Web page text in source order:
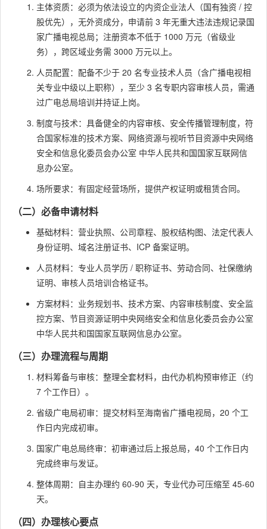
主体资质：必须为依法设立的内资企业法人（国有独资 / 控
股优先），无外资成分，申请前 3 年无重大违法违规记录国
家广播电视总局；注册资本不低于 1000 万元（省级业
务），跨区域业务需 3000 万元以上。
人员配置：配备不少于 20 名专业技术人员（含广播电视相
关专业中级以上职称），至少 3 名专职内容审核人员，需通
过广电总局培训并持证上岗。
制度与技术：具备健全的内容审核、安全传播管理制度，符
合国家标准的技术方案、网络资源与视听节目资源中央网络
安全和信息化委员会办公室 中华人民共和国国家互联网信
息办公室。
场所要求：有固定经营场所，提供产权证明或租赁合同。
（二）必备申请材料
基础材料：营业执照、公司章程、股权结构图、法定代表人
身份证明、域名注册证书、ICP 备案证明。
人员材料：专业人员学历 / 职称证书、劳动合同、社保缴纳
证明、审核人员培训合格证书。
方案材料：业务规划书、技术方案、内容审核制度、安全监
控方案、节目资源证明中央网络安全和信息化委员会办公室
中华人民共和国国家互联网信息办公室。
（三）办理流程与周期
材料筹备与审核：整理全套材料，由代办机构预审修正（约
7 个工作日）。
省级广电局初审：提交材料至海南省广播电视局，20 个工
作日内完成初审。
国家广电总局终审：初审通过后上报总局，40 个工作日内
完成终审与发证。
整体周期：自主办理约 60-90 天，专业代办可压缩至 45-60
天。
（四）办理核心要点